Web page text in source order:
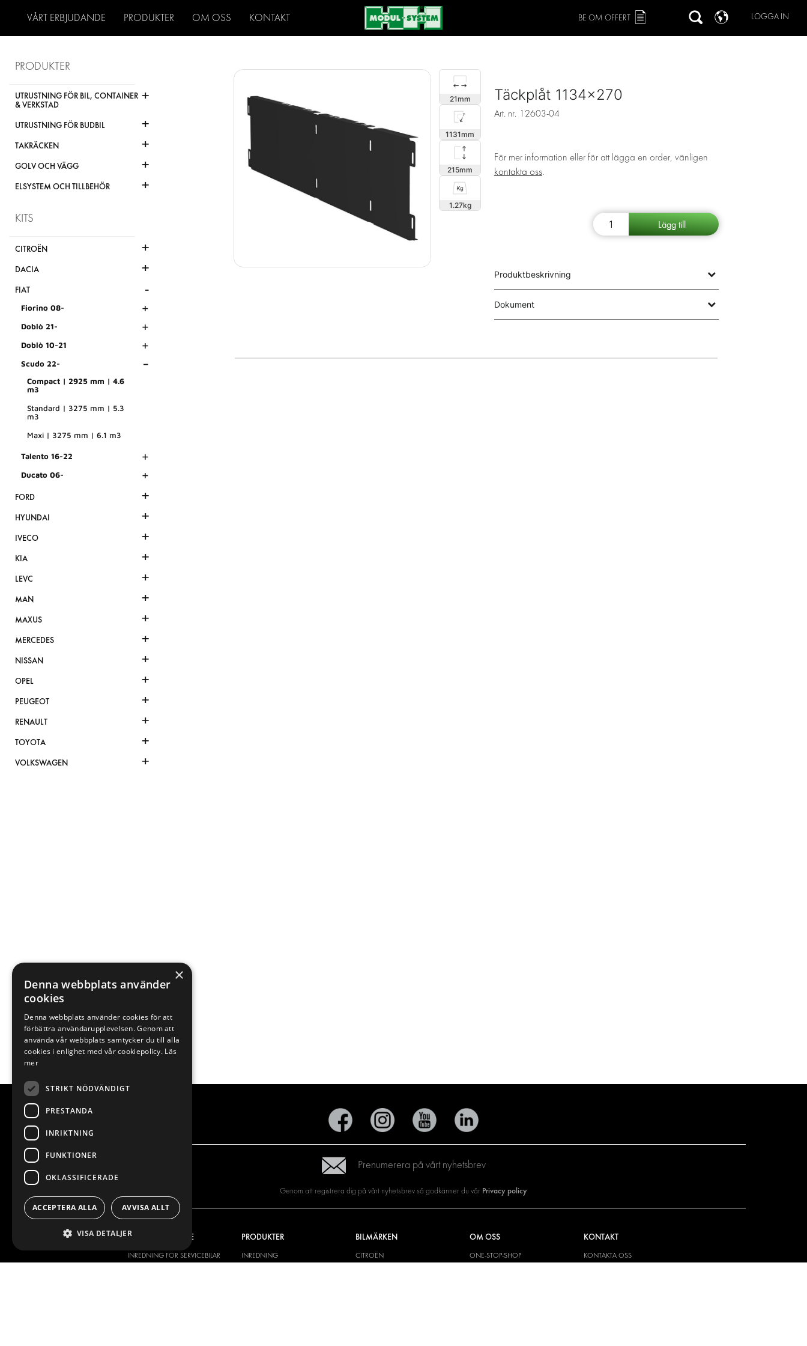
VÅRT ERBJUDANDE PRODUKTER OM OSS KONTAKT LOGGA IN
BE OM OFFERT
PRODUKTER
UTRUSTNING FÖR BIL, CONTAINER
& VERKSTAD
+
UTRUSTNING FÖR BUDBIL +
TAKRÄCKEN +
GOLV OCH VÄGG +
ELSYSTEM OCH TILLBEHÖR +
KITS
CITROËN +
DACIA +
FIAT -
Fiorino 08- +
Doblò 21- +
Doblò 10-21 +
Scudo 22- -
Compact | 2925 mm | 4.6
m3
Standard | 3275 mm | 5.3
m3
Maxi | 3275 mm | 6.1 m3
Talento 16-22 +
Ducato 06- +
FORD +
HYUNDAI +
IVECO +
KIA +
LEVC +
MAN +
MAXUS +
MERCEDES +
NISSAN +
OPEL +
PEUGEOT +
RENAULT +
TOYOTA +
VOLKSWAGEN +
21
1131
215
1.27
Täckplåt 1134x270
Art. nr. 12603-04
För mer information eller för att lägga en order, vänligen
kontakta oss.
Produktbeskrivning
Dokument
Prenumerera på vårt nyhetsbrev
Genom att registrera dig på vårt nyhetsbrev så godkänner du vår Privacy policy
VÅRT ERBJUDANDE
INREDNING FÖR SERVICEBILAR
PRODUKTER
INREDNING
BILMÄRKEN
CITROËN
OM OSS
ONE-STOP-SHOP
KONTAKT
KONTAKTA OSS
×
Denna webbplats använder
cookies
Denna webbplats använder cookies för att
förbättra användarupplevelsen. Genom att
använda vår webbplats samtycker du till alla
cookies i enlighet med vår cookiepolicy. Läs
mer
STRIKT NÖDVÄNDIGT
PRESTANDA
INRIKTNING
FUNKTIONER
OKLASSIFICERADE
ACCEPTERA ALLA AVVISA ALLT
VISA DETALJER